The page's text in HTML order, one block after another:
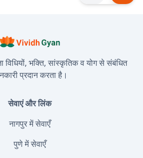
विधियों, भक्ति, सांस्कृतिक व योग से संबंधित
प्रदान करता है।
सेवाएं और लिंक
नागपुर में सेवाएँ
पुणे में सेवाएँ